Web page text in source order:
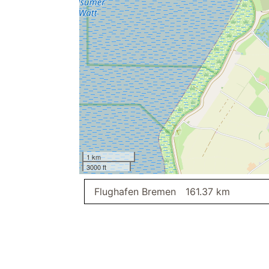
Küchenzeile
Backofen
Kochtöpfe
Küche
Schlafzimmer II Doppelbett 180
Kleiderschrank
Badezimmer
Waschmaschine
Spiegel
Lademöglichkeit
1 km
3000 ft
Flughafen Bremen 161.37 km